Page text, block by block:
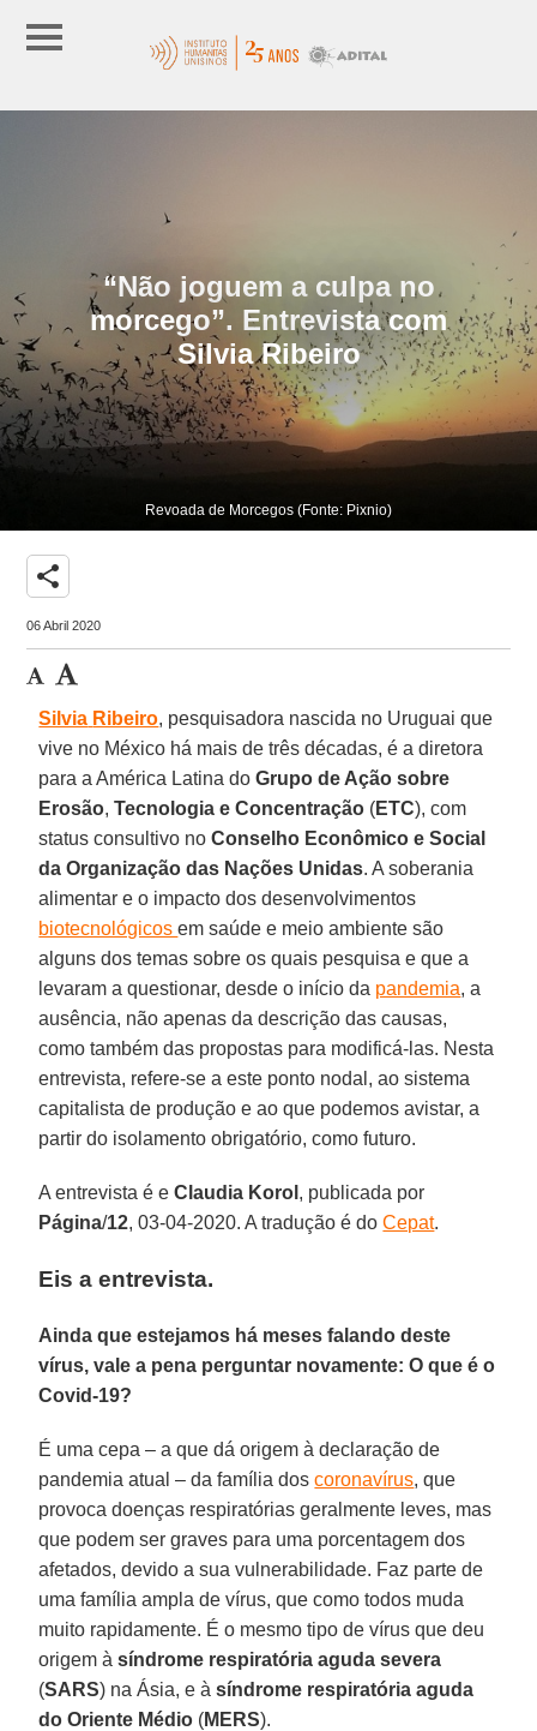
“Não joguem a culpa no
morcego”. Entrevista com
Silvia Ribeiro
Revoada de Morcegos (Fonte: Pixnio)
share
06 Abril 2020
Silvia Ribeiro, pesquisadora nascida no Uruguai que
vive no México há mais de três décadas, é a diretora
para a América Latina doGrupo de Ação sobre
Erosão,Tecnologia e Concentração (ETC), com
status consultivo noConselho Econômico e Social
da Organização das Nações Unidas. A soberania
alimentar e o impacto dos desenvolvimentos
biotecnológicosem saúde e meio ambiente são
alguns dos temas sobre os quais pesquisa e que a
levaram a questionar, desde o início da pandemia, a
ausência, não apenas da descrição das causas,
como também das propostas para modificá-las. Nesta
entrevista, refere-se a este ponto nodal, ao sistema
capitalista de produção e ao que podemos avistar, a
partir do isolamento obrigatório, como futuro.
A entrevista é eClaudia Korol , publicada por
Página/12, 03-04-2020. A tradução é doCepat.
Eis a entrevista.
Ainda que estejamos há meses falando deste
vírus, vale a pena perguntar novamente: O que é o
Covid-19?
É uma cepa – a que dá origem à declaração de
pandemia atual – da família doscoronavírus, que
provoca doenças respiratórias geralmente leves, mas
que podem ser graves para uma porcentagem dos
afetados, devido a sua vulnerabilidade. Faz parte de
uma família ampla de vírus, que como todos muda
muito rapidamente. É o mesmo tipo de vírus que deu
origem àsíndrome respiratória aguda severa
(SARS) na Ásia, e àsíndrome respiratória aguda
do Oriente Médio (MERS).